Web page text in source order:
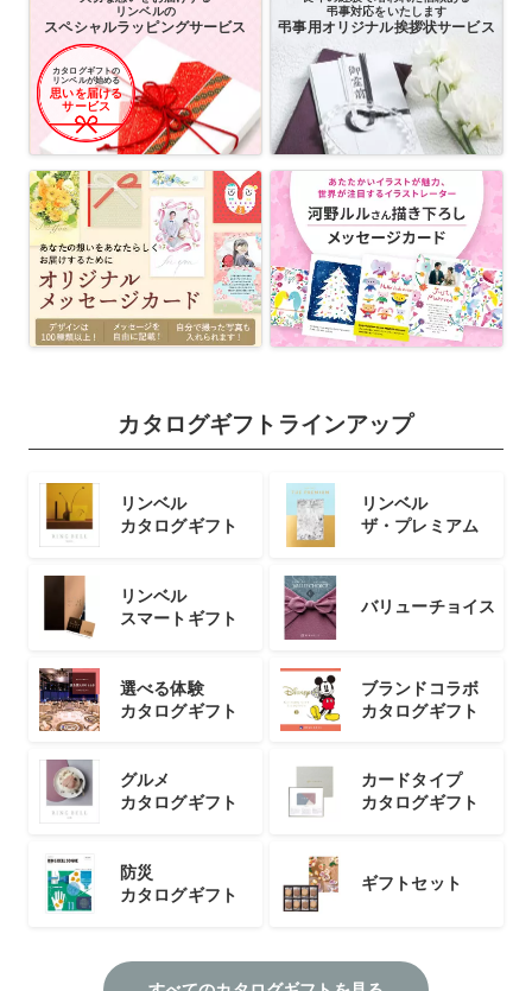
リンベルの
スペシャルラッピングサービス
カタログギフトの
リンベルが始める
思いを届ける
サービス
弔事対応をいたします
弔事用オリジナル挨拶状サービス
カタログギフトラインアップ
リンベル
カタログギフト
リンベル
ザ・プレミアム
リンベル
スマートギフト
バリューチョイス
選べる体験
カタログギフト
ブランドコラボ
カタログギフト
グルメ
カタログギフト
カードタイプ
カタログギフト
防災
カタログギフト
ギフトセット